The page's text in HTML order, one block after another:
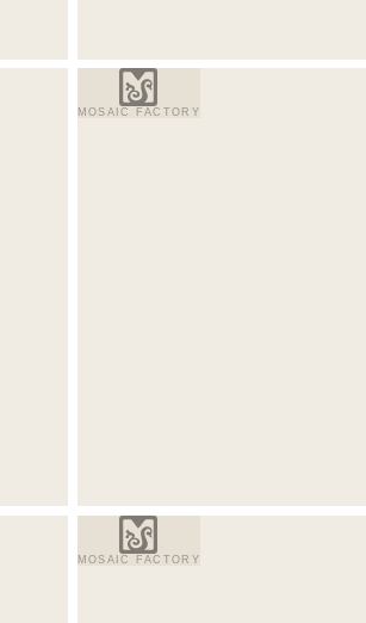
MOSAIC FACTORY
MOSAIC FACTORY